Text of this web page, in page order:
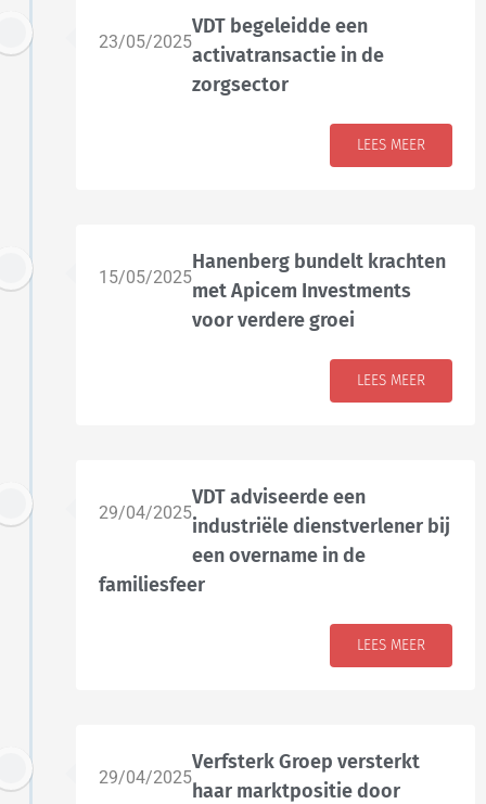
23/05/2025
VDT begeleidde een
activatransactie in de
zorgsector
LEES MEER
15/05/2025
Hanenberg bundelt krachten
met Apicem Investments
voor verdere groei
LEES MEER
29/04/2025
VDT adviseerde een
industriële dienstverlener bij
een overname in de
familiesfeer
LEES MEER
29/04/2025
Verfsterk Groep versterkt
haar marktpositie door